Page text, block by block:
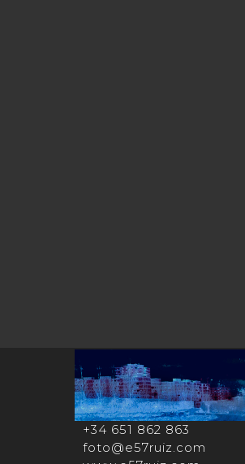
+34 651 862 863
foto@e57ruiz.com